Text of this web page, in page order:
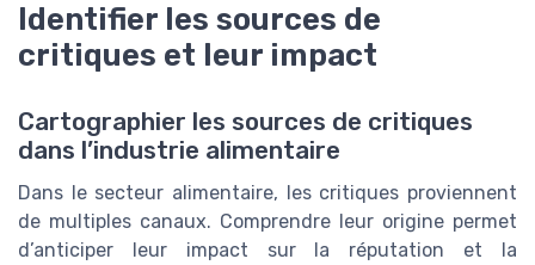
Identifier les sources de
critiques et leur impact
Cartographier les sources de critiques
dans l’industrie alimentaire
Dans le secteur alimentaire, les critiques proviennent
de multiples canaux. Comprendre leur origine permet
d’anticiper leur impact sur la réputation et la